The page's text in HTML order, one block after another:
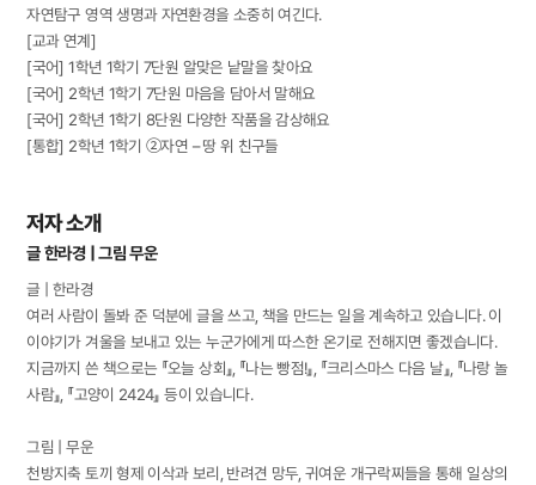
자연탐구 영역 생명과 자연환경을 소중히 여긴다.
[교과 연계]
[국어] 1학년 1학기 7단원 알맞은 낱말을 찾아요
[국어] 2학년 1학기 7단원 마음을 담아서 말해요
[국어] 2학년 1학기 8단원 다양한 작품을 감상해요
[통합] 2학년 1학기 ②자연 – 땅 위 친구들
저자 소개
글 한라경 | 그림 무운
글 | 한라경
여러 사람이 돌봐 준 덕분에 글을 쓰고, 책을 만드는 일을 계속하고 있습니다. 이
이야기가 겨울을 보내고 있는 누군가에게 따스한 온기로 전해지면 좋겠습니다.
지금까지 쓴 책으로는 『오늘 상회』, 『나는 빵점!』, 『크리스마스 다음 날』, 『나랑 놀
사람』, 『고양이 2424』 등이 있습니다.
그림 | 무운
천방지축 토끼 형제 이삭과 보리, 반려견 망두, 귀여운 개구락찌들을 통해 일상의